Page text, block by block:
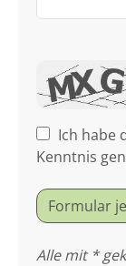
Ich habe
Kenntnis
Formular
Alle mit *